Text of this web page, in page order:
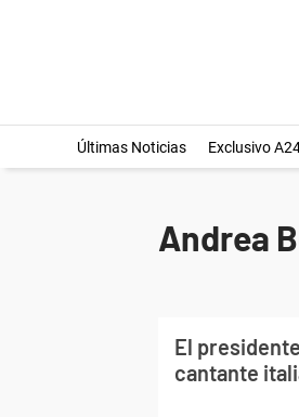
Últimas Noticias Exclusivo
Andrea
El
cantante